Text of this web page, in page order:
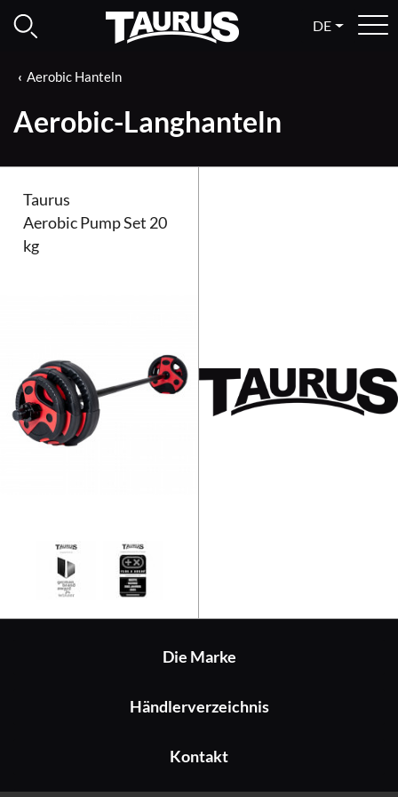
DE
Aerobic Hanteln
Aerobic-Langhanteln
Taurus
Aerobic Pump Set 20
kg
Die Marke
Händlerverzeichnis
Kontakt